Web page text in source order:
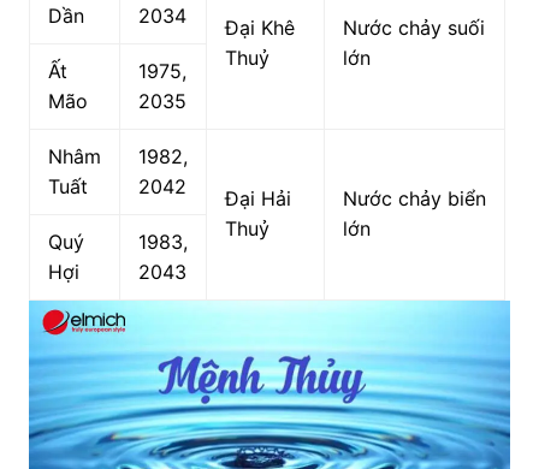
Dần
2034
Đại Khê
Thuỷ
Nước chảy suối
lớn
Ất
Mão
1975,
2035
Nhâm
Tuất
1982,
2042
Đại Hải
Thuỷ
Nước chảy biển
lớn
Quý
Hợi
1983,
2043